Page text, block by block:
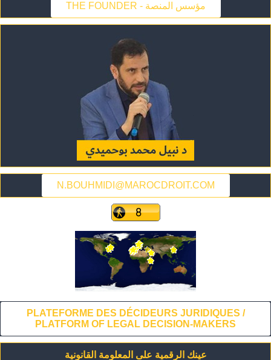
THE FOUNDER - مؤسس المنصة
N.BOUHMIDI@MAROCDROIT.COM
PLATEFORME DES DÉCIDEURS JURIDIQUES /
PLATFORM OF LEGAL DECISION-MAKERS
عينك الرقمية على المعلومة القانونية